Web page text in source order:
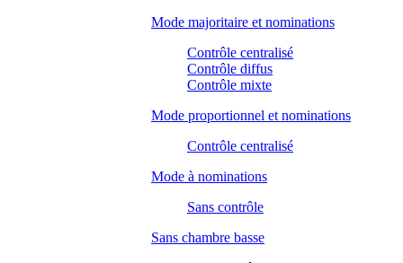
Mode majoritaire et nominations
Contrôle centralisé
Contrôle diffus
Contrôle mixte
Mode proportionnel et nominations
Contrôle centralisé
Mode à nominations
Sans contrôle
Sans chambre basse